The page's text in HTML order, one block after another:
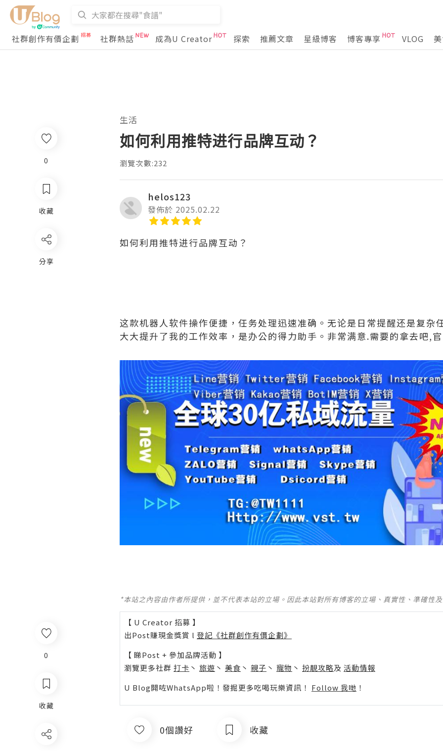
社群創作有價企劃 社群熱話 成為U Creator 探索 推薦文章 星級博客 博客專享 VLOG
0
收藏
生活
如何利用推特进行品牌互动？
瀏覽次數:232
helos123
發佈於 2025.02.22
如何利用推特进行品牌互动？
这款机器人软件操作便捷，任务处理迅速准确。无论是日常提醒还是复杂
大大提升了我的工作效率，是办公的得力助手。非常满意.需要的拿去吧,
*本站之內容由作者所提供，並不代表本站的立場。因此本站對所有博客的立場、真實性、準確性
【 U Creator 招募 】
出Post賺現金獎賞 l 登記《社群創作有價企劃》
【 睇Post + 參加品牌活動 】
瀏覽更多社群 打卡 丶 旅遊 丶 美食 丶 親子 丶 寵物 丶 扮靚攻略及 活動情報
U Blog開咗WhatsApp啦！發掘更多吃喝玩樂資訊！ Follow 我哋 ！
0個讚好 收藏
0
收藏
分享